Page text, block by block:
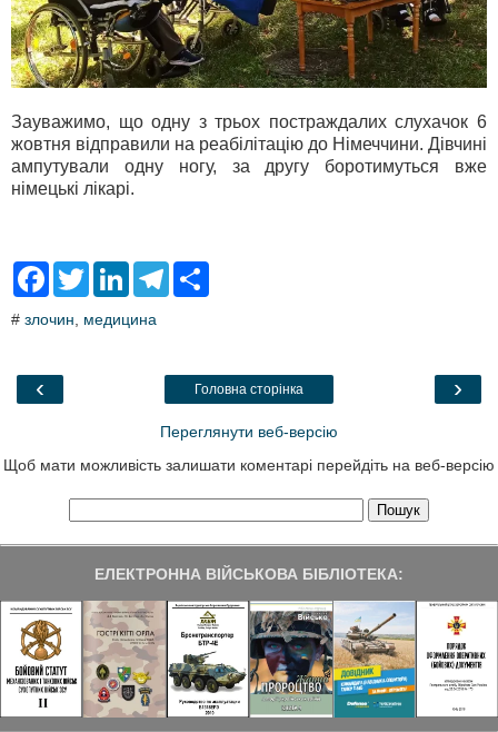
Зауважимо, що одну з трьох постраждалих слухачок 6
жовтня відправили на реабілітацію до Німеччини. Дівчині
ампутували одну ногу, за другу боротимуться вже
німецькі лікарі.
F
e
o
T
t
L
k
T
a
# злочин, медицина
‹ ›
Головна сторінка
Переглянути веб-версію
Щоб мати можливість залишати коментарі перейдіть на веб-версію
ЕЛЕКТРОННА ВІЙСЬКОВА БІБЛІОТЕКА: